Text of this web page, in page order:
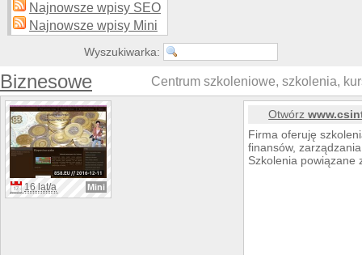
Najnowsze wpisy SEO
Najnowsze wpisy Mini
Wyszukiwarka:
Biznesowe Centrum szkoleniowe, szkolenia,
16 lat/a Mini
Otwórz
Firma oferuję
finansów,
Szkolenia powiązane